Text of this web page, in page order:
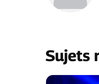
Sujets